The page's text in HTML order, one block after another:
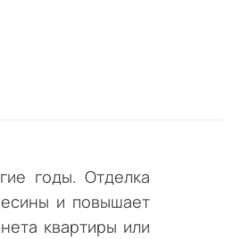
годы. Отделка
и повышает
квартиры или